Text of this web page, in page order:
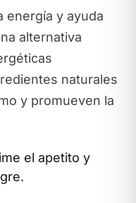
energía y ayuda
alternativa
naturales
y promueven la
el apetito y